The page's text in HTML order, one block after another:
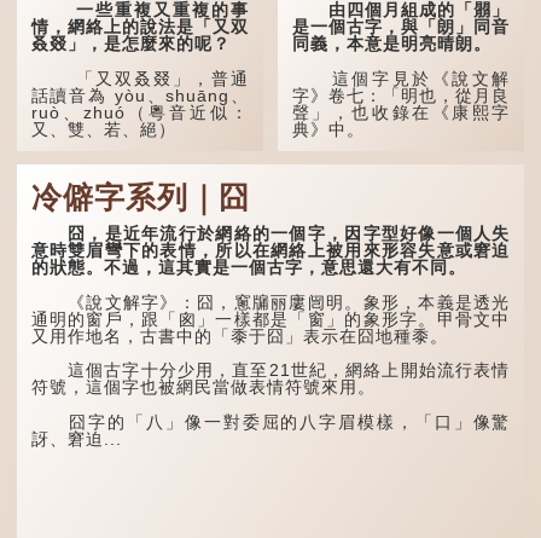
一些重複又重複的事
情，網絡上的說法是「又双
叒叕」，是怎麼來的呢？
「又双叒叕」，普通
話讀音為 yòu、shuāng、
ruò、zhuó（粵音近似：
又、雙、若、絕）
「又」和「双」比較
易理解，前者表示再次，後
者表示一對，兩個「又」便
是「双」。
「叒」（音：若）原是
古代神話中的樹木名
稱。 《說文解字·叒部》：
「叒，日初出東方湯谷所登
榑桑，叒木也。」
「叕...
由四個月組成的「朤」
是一個古字，與「朗」同音
同義，本意是明亮晴朗。
這個字見於《說文解
字》卷七：「明也，從月良
聲」，也收錄在《康熙字
典》中。
這個字，用法頗多。
兩個卦名，這裏指天地、宇
宙等，形容政治清明，天下
太平！
「天空朤朤，任鳥兒高
飛。」也是指天清氣明，鳥
兒可高飛。
「朤朤脆脆」就是形容
辦事爽快乾脆。我們熟...
冷僻字系列｜囧
囧，是近年流行於網絡的一個字，因字型好像一個人失
意時雙眉彎下的表情，所以在網絡上被用來形容失意或窘迫
的狀態。不過，這其實是一個古字，意思還大有不同。
《說文解字》：囧，窻牖丽廔闿明。象形，本義是透光
通明的窗戶，跟「囪」一樣都是「窗」的象形字。甲骨文中
又用作地名，古書中的「黍于囧」表示在囧地種黍。
這個古字十分少用，直至21世紀，網絡上開始流行表情
符號，這個字也被網民當做表情符號來用。
囧字的「八」像一對委屈的八字眉模樣，「口」像驚
訝、窘迫...